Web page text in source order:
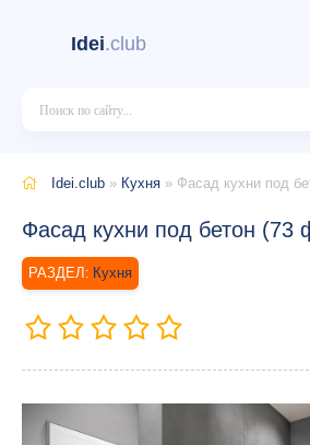
Idei.club
Idei.club » Кухня » Фасад кухни под
Фасад кухни под бетон (73
Кухня